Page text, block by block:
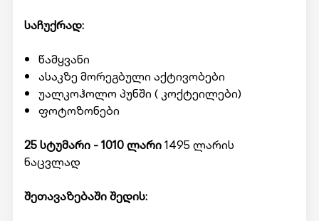
საჩუქრად:
წამყვანი
ასაკზე მორეგბული აქტივობები
უალკოჰოლო პუნში ( კოქტეილები)
ფოტოზონები
25 სტუმარი - 1010 ლარი1495 ლარის
ნაცვლად
შეთავაზებაში შედის: